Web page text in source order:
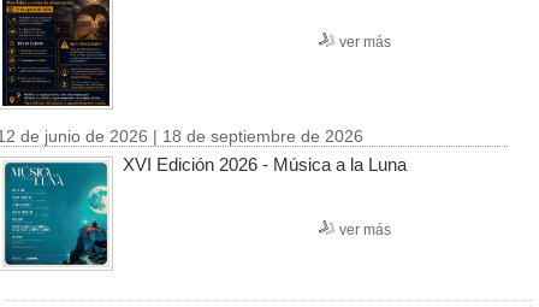
ver más
de junio de 2026 | 18 de septiembre de 2026
XVI Edición 2026 - Música a la Luna
ver más